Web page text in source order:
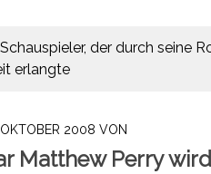
der durch seine
erlangte
2008 VON
Matthew Perry